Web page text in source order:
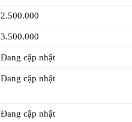
2.500.000
3.500.000
Đang cập nhật
Đang cập nhật
Đang cập nhật